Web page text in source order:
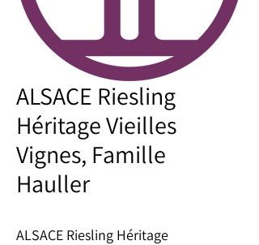
ALSACE Riesling
Héritage Vieilles
Vignes, Famille
Hauller
ALSACE Riesling Héritage